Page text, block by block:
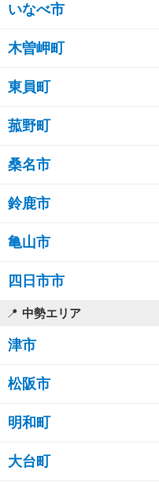
いなべ市
木曽岬町
東員町
菰野町
桑名市
鈴鹿市
亀山市
四日市市
中勢エリア
津市
松阪市
明和町
大台町